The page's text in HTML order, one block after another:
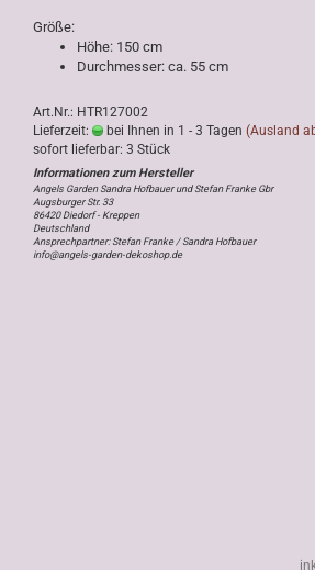
Größe:
Höhe: 150 cm
Durchmesser: ca. 55 cm
Art.Nr.: HTR127002
Lieferzeit:
bei Ihnen in 1 - 3 Tagen (Ausland
sofort lieferbar: 3 Stück
Angels Garden Sandra Hofbauer und Stefan Franke Gbr
Augsburger Str. 33
86420 Diedorf - Kreppen
Deutschland
Ansprechpartner: Stefan Franke / Sandra Hofbauer
info@angels-garden-dekoshop.de